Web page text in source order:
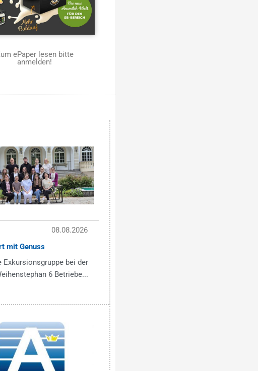
ePaper lesen bitte
anmelden!
08.08.2026
mit Genuss
Exkursionsgruppe bei der
6 Betriebe...